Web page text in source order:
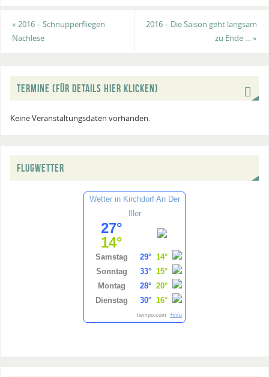
« 2016 – Schnupperfliegen
Nachlese
2016 – Die Saison geht langsam
zu Ende …»
TERMINE (FÜR DETAILS HIER KLICKEN)
Keine Veranstaltungsdaten vorhanden.
FLUGWETTER
Wetter in Kirchdorf An Der
Iller
27°
14°
Samstag 29° 14°
Sonntag
33° 15°
Montag
28° 20°
Dienstag
30° 16°
tiempo.com +info